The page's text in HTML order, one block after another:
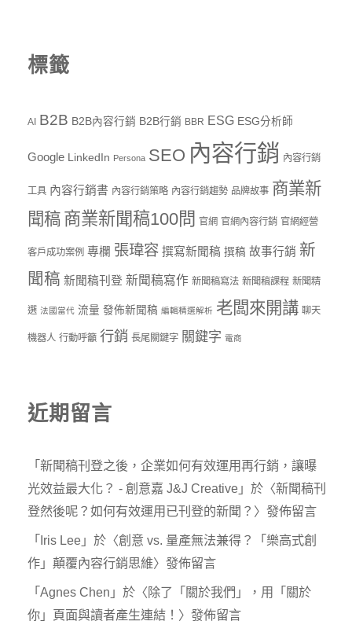
標籤
AI B2B B2B內容行銷 B2B行銷 BBR ESG ESG分析師
Google LinkedIn Persona SEO 內容行銷 內容行銷
工具 內容行銷書 內容行銷策略 內容行銷趨勢 品牌故事 商業新
聞稿 商業新聞稿100問 官網 官網內容行銷 官網經營
客戶成功案例 專欄 張瑋容 撰寫新聞稿 撰稿 故事行銷 新
聞稿 新聞稿刊登 新聞稿寫作 新聞稿寫法 新聞稿課程 新聞精
選 法國當代 流量 發佈新聞稿 編輯精選解析 老闆來開講 聊天
機器人 行動呼籲 行銷 長尾關鍵字 關鍵字 電商
近期留言
「 新聞稿刊登之後，企業如何有效運用再行銷，讓曝
光效益最大化？ - 創意嘉 J&J Creative 」於〈新聞稿刊
登然後呢？如何有效運用已刊登的新聞？ 〉發佈留言
「 Iris Lee 」於〈創意 vs. 量產無法兼得？「樂高式創
作」顛覆內容行銷思維〉發佈留言
「 Agnes Chen 」於〈 除了「關於我們」，用「關於
你」頁面與讀者產生連結！ 〉發佈留言